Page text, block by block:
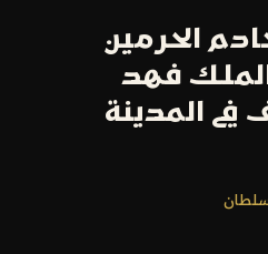
الحرمين
فهد
المدينة